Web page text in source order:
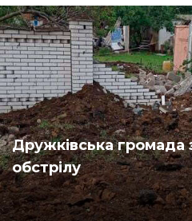
Дружківська громада
обстрілу